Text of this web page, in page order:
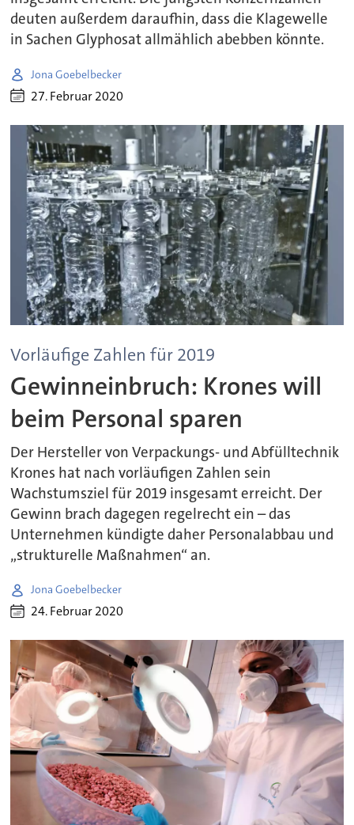
deuten außerdem daraufhin, dass die Klagewelle
in Sachen Glyphosat allmählich abebben könnte.
Jona Goebelbecker
27. Februar 2020
Vorläufige Zahlen für 2019
Gewinneinbruch: Krones will
beim Personal sparen
Der Hersteller von Verpackungs- und Abfülltechnik
Krones hat nach vorläufigen Zahlen sein
Wachstumsziel für 2019 insgesamt erreicht. Der
Gewinn brach dagegen regelrecht ein – das
Unternehmen kündigte daher Personalabbau und
„strukturelle Maßnahmen“ an.
Jona Goebelbecker
24. Februar 2020